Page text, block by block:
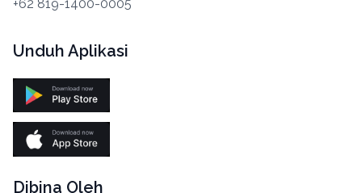
+62 819-1400-0005
Unduh Aplikasi
Dibina Oleh